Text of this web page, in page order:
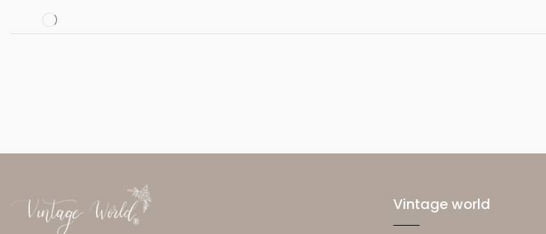
Vintage world